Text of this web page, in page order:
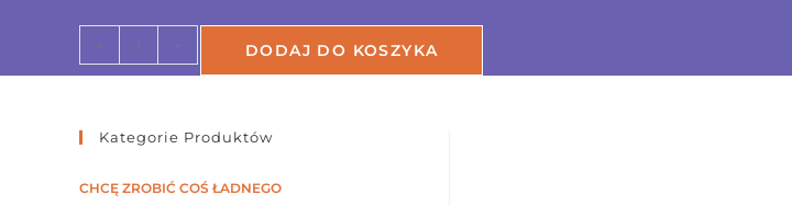
- + DODAJ DO KOSZYKA
Kategorie Produktów
CHCĘ ZROBIĆ COŚ ŁADNEGO